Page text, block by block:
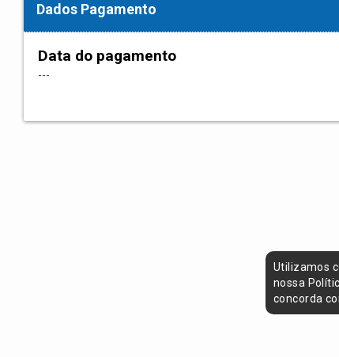
Dados Pagamento
Data do pagamento
---
Utilizamos
nossa
concorda